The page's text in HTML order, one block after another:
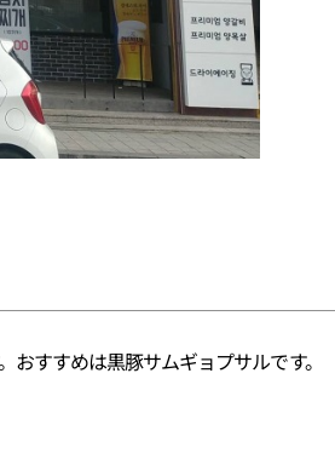
すすめは黒豚サムギョプサルです。